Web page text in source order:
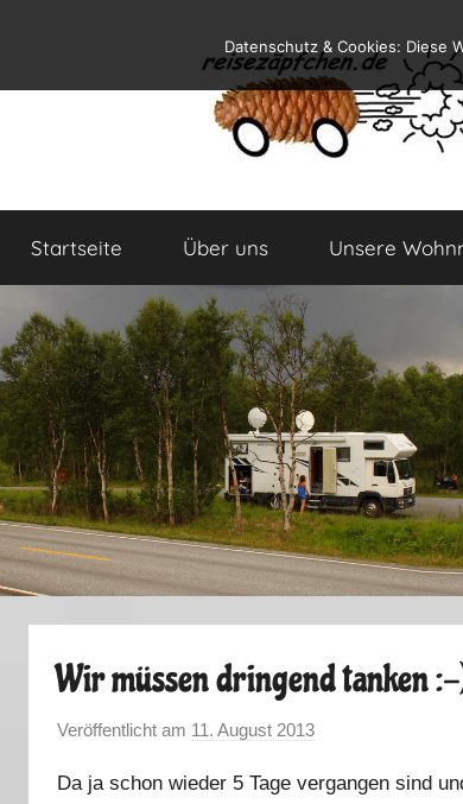
springen
Reiseblog
und
Leben
Wohnmobil
Startseite Über uns Unsere
Wir müssen dringend tanken
Veröffentlicht am 11. August 2013
n
Da ja schon wieder 5 Tage vergangen sind
Datenschutz & Cookies: Diese